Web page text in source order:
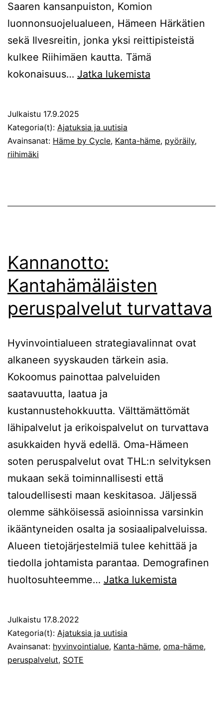
Saaren kansanpuiston, Komion
luonnonsuojelualueen, Hämeen Härkätien
sekä Ilvesreitin, jonka yksi reittipisteistä
kulkee Riihimäen kautta. Tämä
kokonaisuus… Jatka lukemista
elinvoimaa
Julkaistu 17.9.2025
Kategoria(t): Ajatuksia ja uutisia
Avainsanat: Häme by Cycle, Kanta-häme, pyöräily,
riihimäki
Kannanotto:
Kantahämäläisten
peruspalvelut turvattava
Hyvinvointialueen strategiavalinnat ovat
alkaneen syyskauden tärkein asia.
Kokoomus painottaa palveluiden
saatavuutta, laatua ja
kustannustehokkuutta. Välttämättömät
lähipalvelut ja erikoispalvelut on turvattava
asukkaiden hyvä edellä. Oma-Hämeen
soten peruspalvelut ovat THL:n selvityksen
mukaan sekä toiminnallisesti että
taloudellisesti maan keskitasoa. Jäljessä
olemme sähköisessä asioinnissa varsinkin
ikääntyneiden osalta ja sosiaalipalveluissa.
Alueen tietojärjestelmiä tulee kehittää ja
tiedolla johtamista parantaa. Demografinen
huoltosuhteemme… Jatka lukemista
Julkaistu 17.8.2022
Kategoria(t): Ajatuksia ja uutisia
Avainsanat: hyvinvointialue, Kanta-häme, oma-häme,
peruspalvelut, SOTE